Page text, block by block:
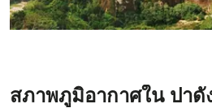
สภาพภูมิอากาศใน ปาดั